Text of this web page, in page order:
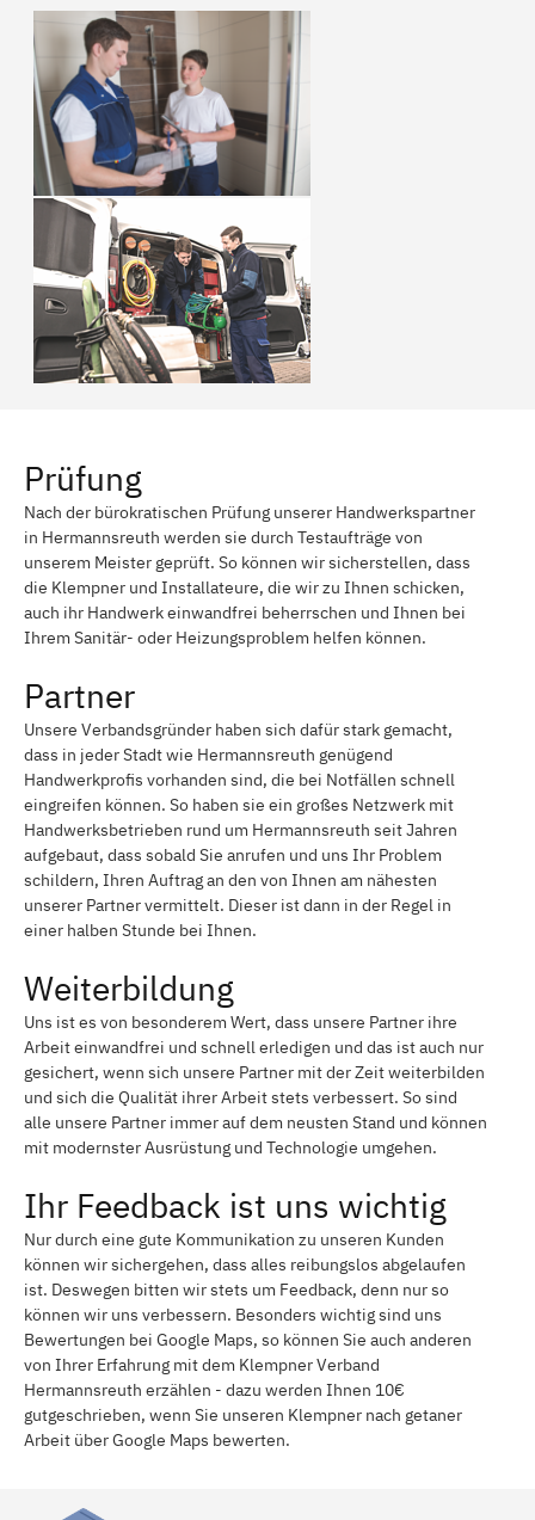
Prüfung
Nach der bürokratischen Prüfung unserer Handwerkspartner
in Hermannsreuth werden sie durch Testaufträge von
unserem Meister geprüft. So können wir sicherstellen, dass
die Klempner und Installateure, die wir zu Ihnen schicken,
auch ihr Handwerk einwandfrei beherrschen und Ihnen bei
Ihrem Sanitär- oder Heizungsproblem helfen können.
Partner
Unsere Verbandsgründer haben sich dafür stark gemacht,
dass in jeder Stadt wie Hermannsreuth genügend
Handwerkprofis vorhanden sind, die bei Notfällen schnell
eingreifen können. So haben sie ein großes Netzwerk mit
Handwerksbetrieben rund um Hermannsreuth seit Jahren
aufgebaut, dass sobald Sie anrufen und uns Ihr Problem
schildern, Ihren Auftrag an den von Ihnen am nähesten
unserer Partner vermittelt. Dieser ist dann in der Regel in
einer halben Stunde bei Ihnen.
Weiterbildung
Uns ist es von besonderem Wert, dass unsere Partner ihre
Arbeit einwandfrei und schnell erledigen und das ist auch nur
gesichert, wenn sich unsere Partner mit der Zeit weiterbilden
und sich die Qualität ihrer Arbeit stets verbessert. So sind
alle unsere Partner immer auf dem neusten Stand und können
mit modernster Ausrüstung und Technologie umgehen.
Ihr Feedback ist uns wichtig
Nur durch eine gute Kommunikation zu unseren Kunden
können wir sichergehen, dass alles reibungslos abgelaufen
ist. Deswegen bitten wir stets um Feedback, denn nur so
können wir uns verbessern. Besonders wichtig sind uns
Bewertungen bei Google Maps, so können Sie auch anderen
von Ihrer Erfahrung mit dem Klempner Verband
Hermannsreuth erzählen - dazu werden Ihnen 10€
gutgeschrieben, wenn Sie unseren Klempner nach getaner
Arbeit über Google Maps bewerten.